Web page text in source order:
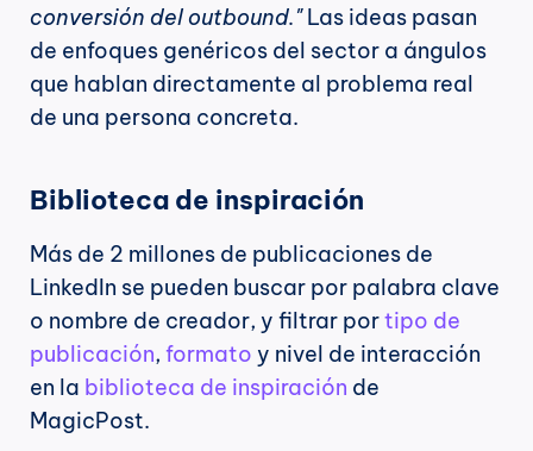
conversión del outbound." Las ideas pasan
de enfoques genéricos del sector a ángulos
que hablan directamente al problema real
de una persona concreta.
Biblioteca de inspiración
Más de 2 millones de publicaciones de
LinkedIn se pueden buscar por palabra clave
o nombre de creador, y filtrar por tipo de
publicación, formato y nivel de interacción
en la biblioteca de inspiración de
MagicPost.